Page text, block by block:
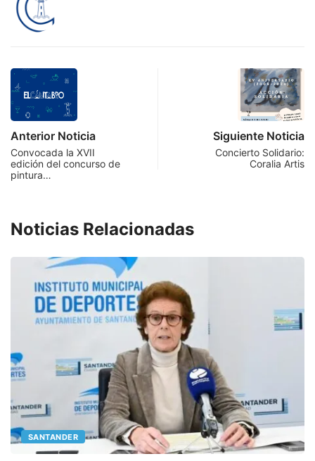
Anterior Noticia
Convocada la XVII
edición del concurso de
pintura…
Siguiente Noticia
Concierto Solidario:
Coralia Artis
Noticias Relacionadas
SANTANDER